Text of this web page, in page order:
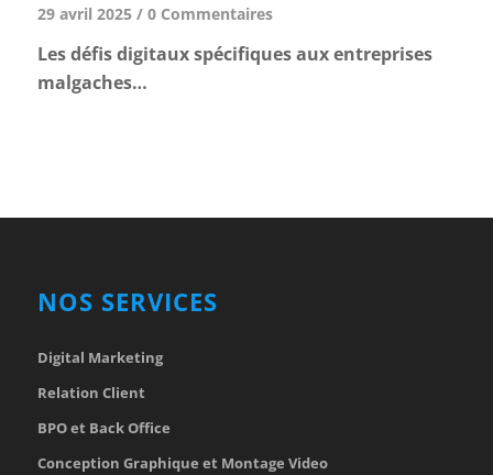
29 avril 2025 / 0 Commentaires
Les défis digitaux spécifiques aux entreprises
malgaches…
NOS SERVICES
Digital Marketing
Relation Client
BPO et Back Office
Conception Graphique et Montage Video